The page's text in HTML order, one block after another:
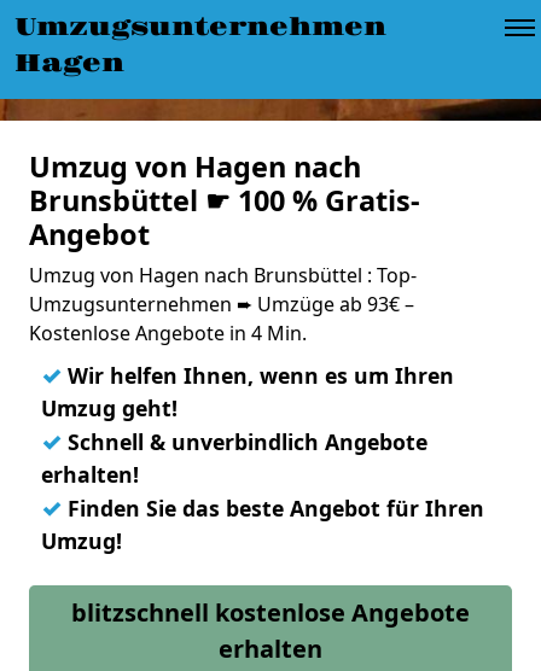
Umzugsunternehmen
Hagen
Umzug von Hagen nach
Brunsbüttel ☛ 100 % Gratis-
Angebot
Umzug von Hagen nach Brunsbüttel : Top-
Umzugsunternehmen ➨ Umzüge ab 93€ –
Kostenlose Angebote in 4 Min.
✓ Wir helfen Ihnen, wenn es um Ihren
Umzug geht!
✓ Schnell & unverbindlich Angebote
erhalten!
✓ Finden Sie das beste Angebot für Ihren
Umzug!
blitzschnell kostenlose Angebote
erhalten